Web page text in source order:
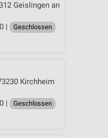
Geislingen an
|
Geschlossen
Kirchheim
|
Geschlossen